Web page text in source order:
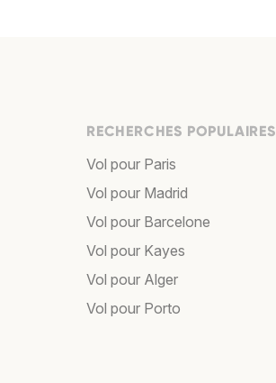
RECHERCHES POPULAIRES
Vol pour Paris
Vol pour Madrid
Vol pour Barcelone
Vol pour Kayes
Vol pour Alger
Vol pour Porto